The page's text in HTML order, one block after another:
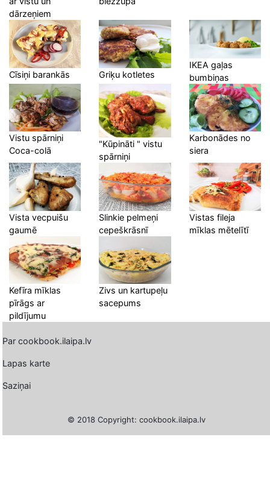
dārzeņiem
Cīsiņi barankās Griķu kotletes
IKEA gaļas
bumbiņas
Vistu spārniņi
Coca-colā
"Kūpināti " vistu
spārniņi
Karbonādes no
siera
Vista vecpuišu
gaumē
Slinkie pelmeņi
cepeškrāsnī
Vistas fileja
mīklas mētelītī
Kefīra mīklas
pīrāgs ar
pildījumu
Zivs un kartupeļu
sacepums
Par cookbook.ilaipa.lv
Lapas karte
Saziņai
© 2018 Copyright: cookbook.ilaipa.lv